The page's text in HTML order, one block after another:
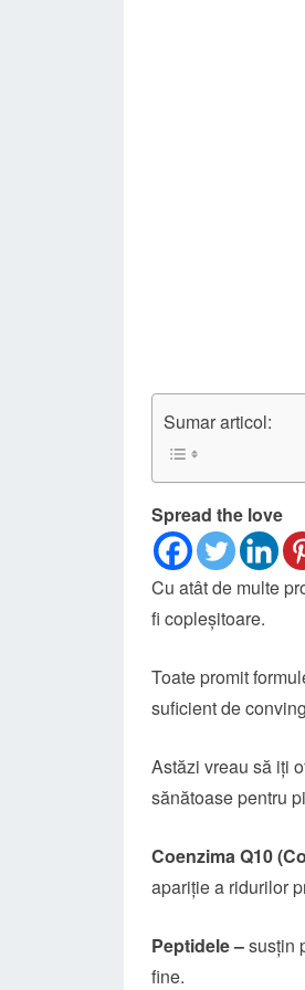
Sumar articol:
Spread the love
Cu atât de multe
fi copleșitoare.
Toate promit
suficient de
Astăzi vreau să iți
sănătoase pentru
Coenzima Q10
apariție a ridurilor
Peptidele –susțin
fine.